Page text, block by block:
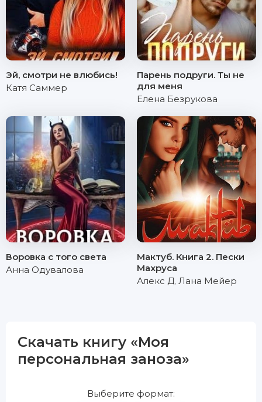
Эй, смотри не влюбись!
Катя Саммер
Парень подруги. Ты не
для меня
Елена Безрукова
Воровка с того света
Анна Одувалова
Мактуб. Книга 2. Пески
Махруса
Алекс Д, Лана Мейер
Скачать книгу «Моя
персональная заноза»
Выберите формат: